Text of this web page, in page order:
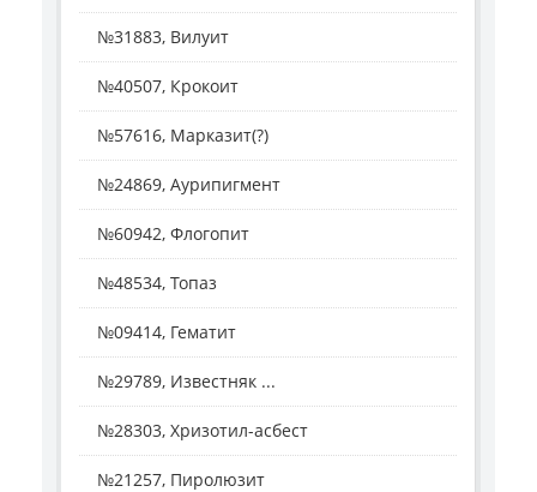
№31883, Вилуит
№40507, Крокоит
№57616, Марказит(?)
№24869, Аурипигмент
№60942, Флогопит
№48534, Топаз
№09414, Гематит
№29789, Известняк ...
№28303, Хризотил-асбест
№21257, Пиролюзит